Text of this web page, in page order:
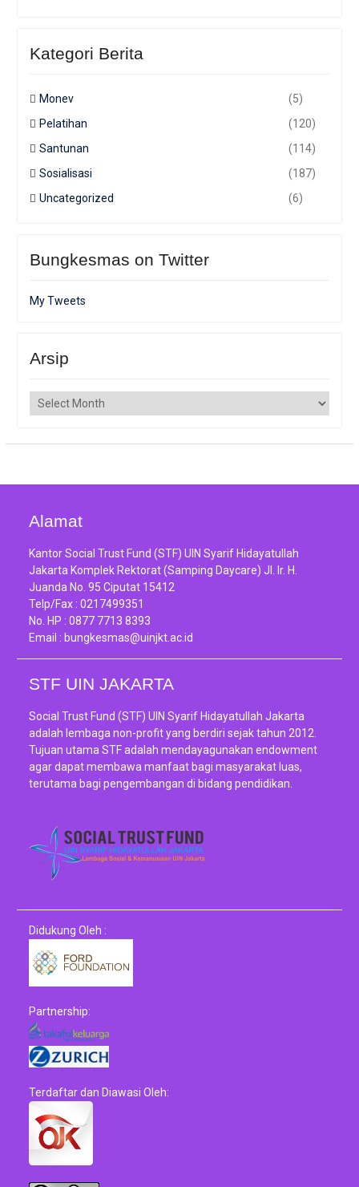
Kategori Berita
Monev
(5)
Pelatihan
(120)
Santunan
(114)
Sosialisasi
(187)
Uncategorized
(6)
Bungkesmas on Twitter
My Tweets
Arsip
Arsip
Alamat
Kantor Social Trust Fund (STF) UIN Syarif Hidayatullah
Jakarta Komplek Rektorat (Samping Daycare) Jl. Ir. H.
Juanda No. 95 Ciputat 15412
Telp/Fax :0217499351
No. HP :0877 7713 8393
Email : bungkesmas@uinjkt.ac.id
STF UIN JAKARTA
Social Trust Fund (STF) UIN Syarif Hidayatullah Jakarta
adalah lembaga non-profit yang berdiri sejak tahun 2012.
Tujuan utama STF adalah mendayagunakan endowment
agar dapat membawa manfaat bagi masyarakat luas,
terutama bagi pengembangan di bidang pendidikan.
Didukung Oleh :
Partnership:
Terdaftar dan Diawasi Oleh: